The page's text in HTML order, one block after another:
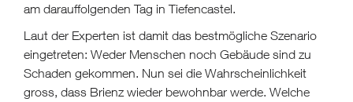
am darauffolgenden Tag in Tiefencastel.
Laut der Experten ist damit das bestmögliche Szenario
eingetreten: Weder Menschen noch Gebäude sind zu
Schaden gekommen. Nun sei die Wahrscheinlichkeit
gross, dass Brienz wieder bewohnbar werde. Welche